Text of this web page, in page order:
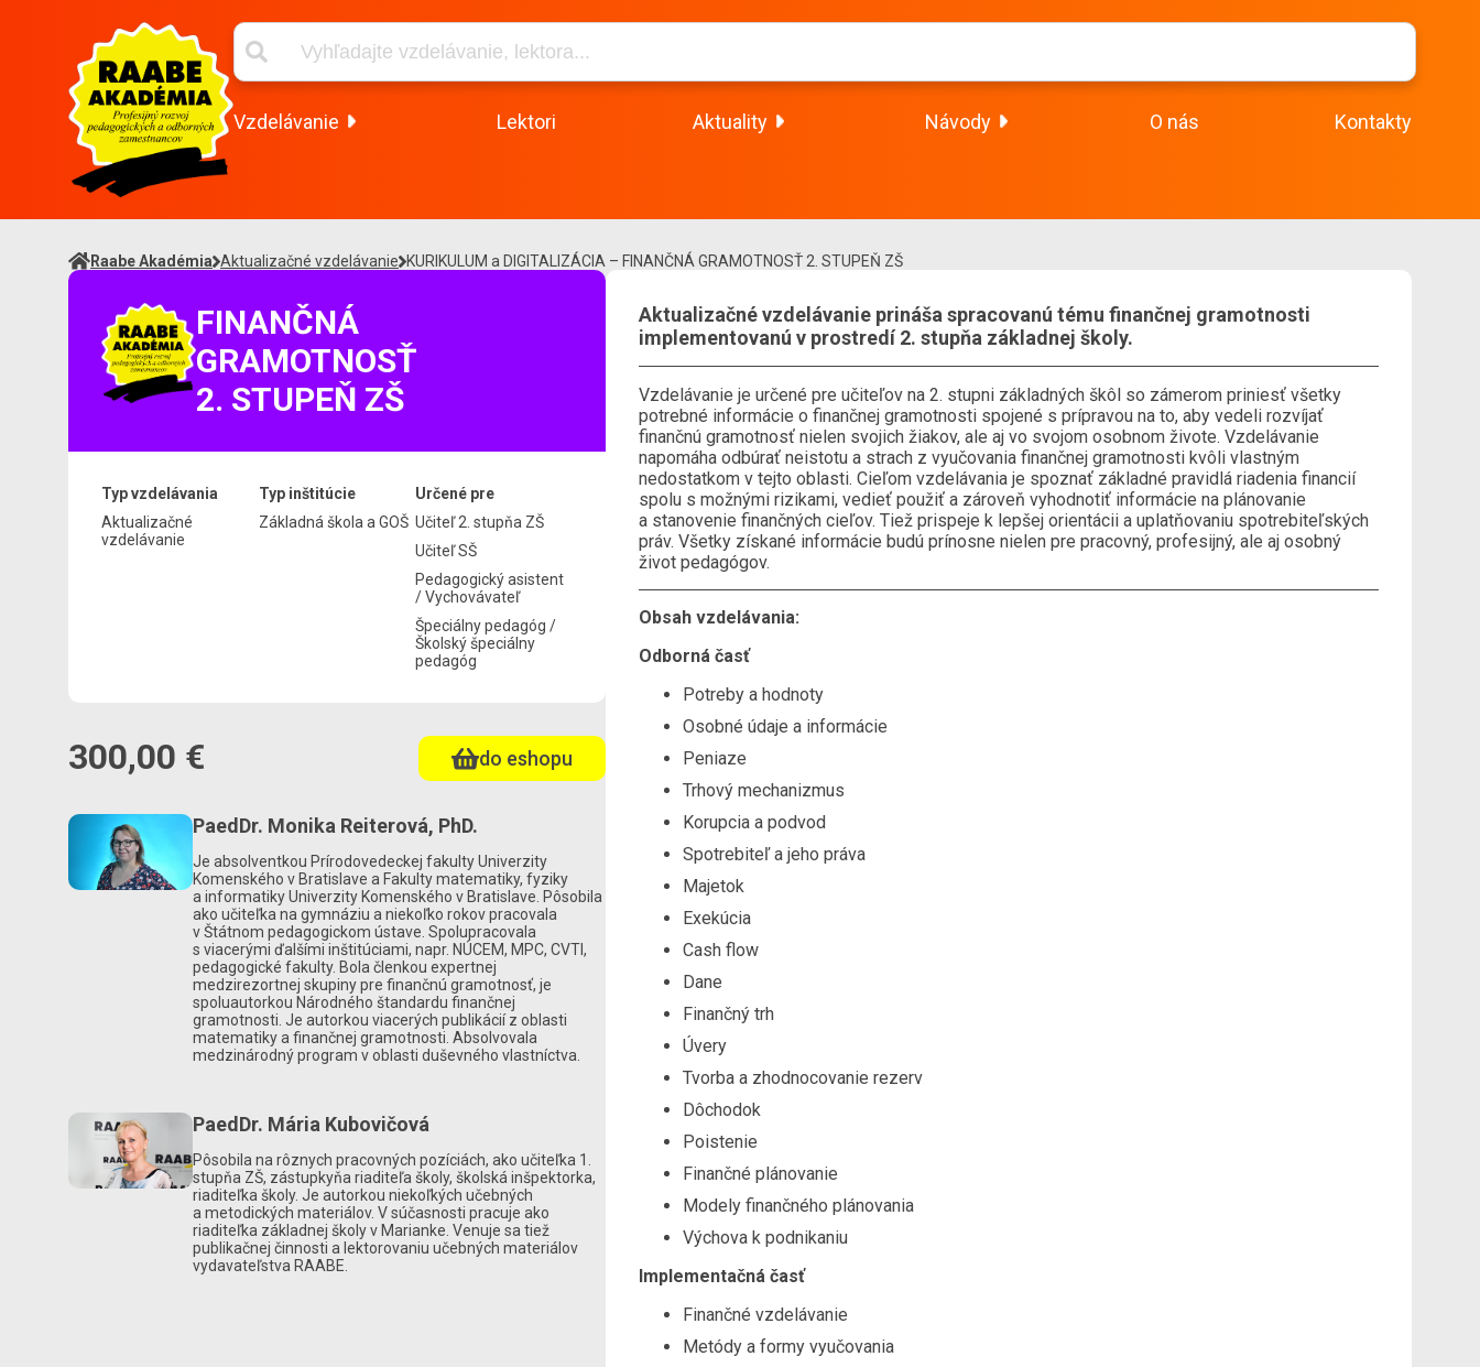
Vzdelávanie Lektori Aktuality Návody O nás Kontakty
Raabe Akadémia Aktualizačné vzdelávanie KURIKULUM a DIGITALIZÁCIA – FINANČNÁ GRAMOTNOSŤ 2. STUPEŇ ZŠ
FINANČNÁ
GRAMOTNOSŤ
2. STUPEŇ ZŠ
Typ vzdelávania
Aktualizačné
vzdelávanie
Typ inštitúcie
Základná škola a GOŠ
Určené pre
Učiteľ 2. stupňa ZŠ
Učiteľ SŠ
Pedagogický asistent
/ Vychovávateľ
Špeciálny pedagóg /
Školský špeciálny
pedagóg
300,00 € do eshopu
PaedDr. Monika Reiterová, PhD.
Je absolventkou Prírodovedeckej fakulty Univerzity
Komenského v Bratislave a Fakulty matematiky, fyziky
a informatiky Univerzity Komenského v Bratislave. Pôsobila
ako učiteľka na gymnáziu a niekoľko rokov pracovala
v Štátnom pedagogickom ústave. Spolupracovala
s viacerými ďalšími inštitúciami, napr. NÚCEM, MPC, CVTI,
pedagogické fakulty. Bola členkou expertnej
medzirezortnej skupiny pre finančnú gramotnosť, je
spoluautorkou Národného štandardu finančnej
gramotnosti. Je autorkou viacerých publikácií z oblasti
matematiky a finančnej gramotnosti. Absolvovala
medzinárodný program v oblasti duševného vlastníctva.
PaedDr. Mária Kubovičová
Pôsobila na rôznych pracovných pozíciách, ako učiteľka 1.
stupňa ZŠ, zástupkyňa riaditeľa školy, školská inšpektorka,
riaditeľka školy. Je autorkou niekoľkých učebných
a metodických materiálov. V súčasnosti pracuje ako
riaditeľka základnej školy v Marianke. Venuje sa tiež
publikačnej činnosti a lektorovaniu učebných materiálov
vydavateľstva RAABE.
Aktualizačné vzdelávanie prináša spracovanú tému finančnej gramotnosti
implementovanú v prostredí 2. stupňa základnej školy.
Vzdelávanie je určené pre učiteľov na 2. stupni základných škôl so zámerom priniesť všetky
potrebné informácie o finančnej gramotnosti spojené s prípravou na to, aby vedeli rozvíjať
finančnú gramotnosť nielen svojich žiakov, ale aj vo svojom osobnom živote. Vzdelávanie
napomáha odbúrať neistotu a strach z vyučovania finančnej gramotnosti kvôli vlastným
nedostatkom v tejto oblasti. Cieľom vzdelávania je spoznať základné pravidlá riadenia financií
spolu s možnými rizikami, vedieť použiť a zároveň vyhodnotiť informácie na plánovanie
a stanovenie finančných cieľov. Tiež prispeje k lepšej orientácii a uplatňovaniu spotrebiteľských
práv. Všetky získané informácie budú prínosne nielen pre pracovný, profesijný, ale aj osobný
život pedagógov.
Obsah vzdelávania:
Odborná časť
Potreby a hodnoty
Osobné údaje a informácie
Peniaze
Trhový mechanizmus
Korupcia a podvod
Spotrebiteľ a jeho práva
Majetok
Exekúcia
Cash flow
Dane
Finančný trh
Úvery
Tvorba a zhodnocovanie rezerv
Dôchodok
Poistenie
Finančné plánovanie
Modely finančného plánovania
Výchova k podnikaniu
Implementačná časť
Finančné vzdelávanie
Metódy a formy vyučovania